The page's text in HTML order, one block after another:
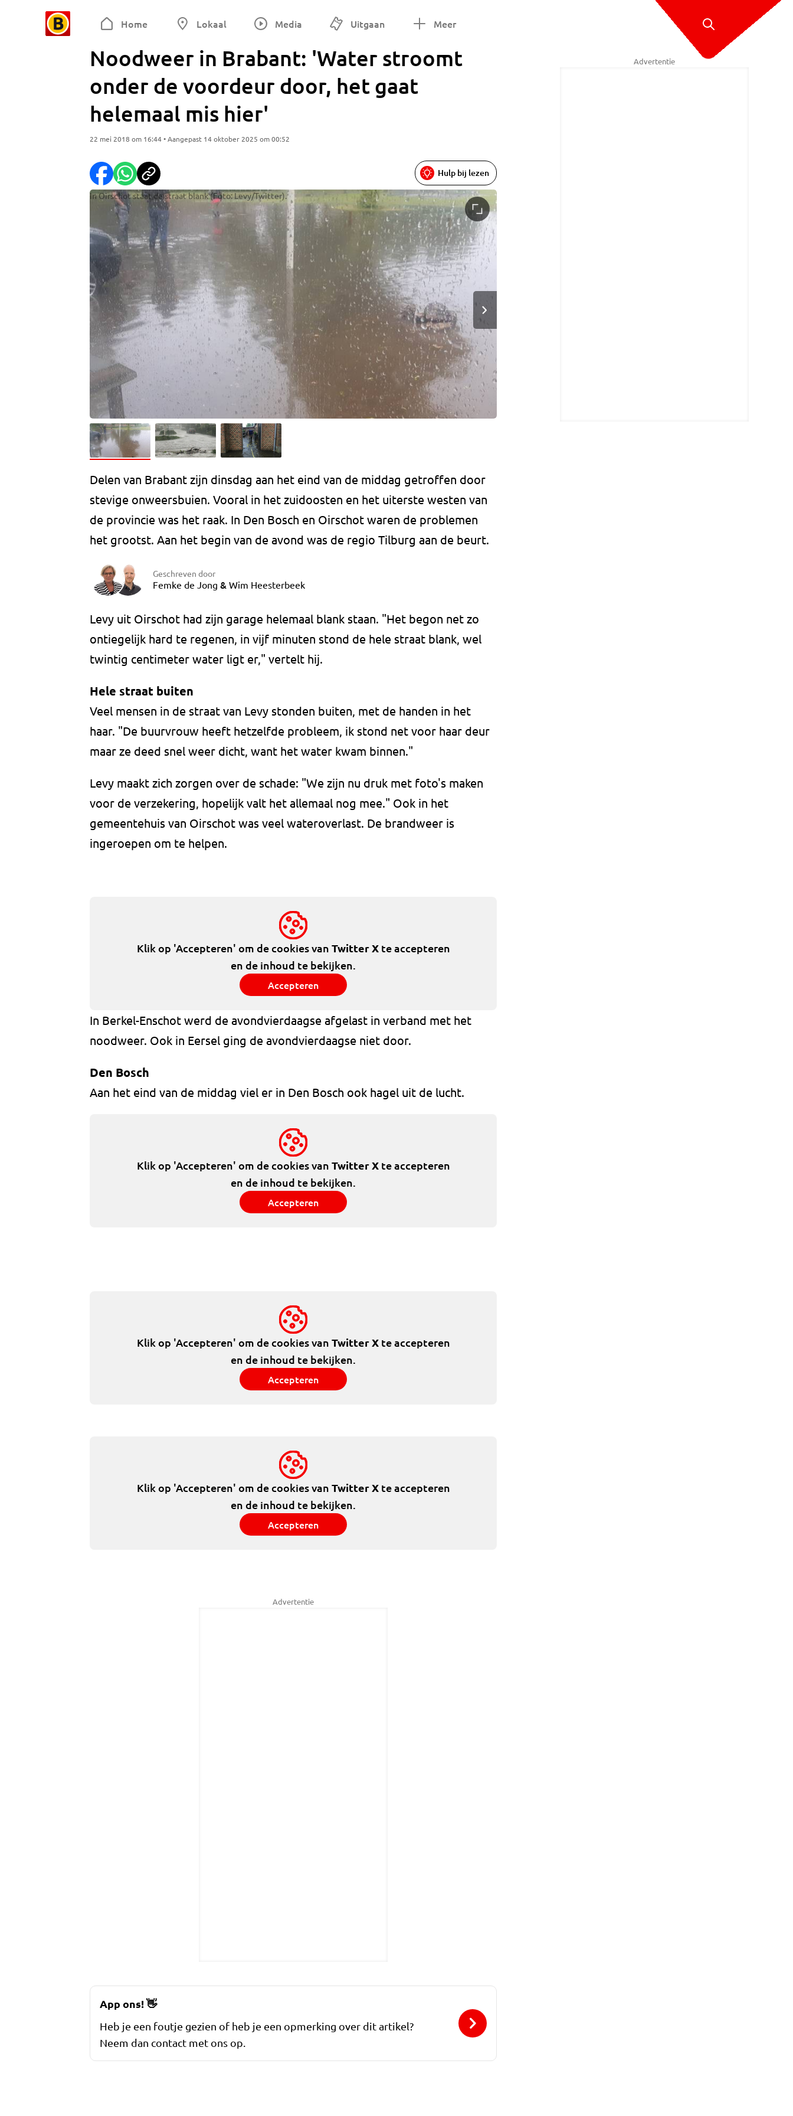
Home Lokaal Media Uitgaan Meer
Noodweer in Brabant: 'Water stroomt
onder de voordeur door, het gaat
helemaal mis hier'
22 mei 2018 om 16:44 • Aangepast 14 oktober 2025 om 00:52
In Oirschot staat de straat blank (Foto: Levy/Twitter).
Hulp bij lezen
Delen van Brabant zijn dinsdag aan het eind van de middag getroffen door
stevige onweersbuien. Vooral in het zuidoosten en het uiterste westen van
de provincie was het raak. In Den Bosch en Oirschot waren de problemen
het grootst. Aan het begin van de avond was de regio Tilburg aan de beurt.
Geschreven door
Femke de Jong & Wim Heesterbeek
Levy uit Oirschot had zijn garage helemaal blank staan. "Het begon net zo
ontiegelijk hard te regenen, in vijf minuten stond de hele straat blank, wel
twintig centimeter water ligt er," vertelt hij.
Hele straat buiten
Veel mensen in de straat van Levy stonden buiten, met de handen in het
haar. "De buurvrouw heeft hetzelfde probleem, ik stond net voor haar deur
maar ze deed snel weer dicht, want het water kwam binnen."
Levy maakt zich zorgen over de schade: "We zijn nu druk met foto's maken
voor de verzekering, hopelijk valt het allemaal nog mee." Ook in het
gemeentehuis van Oirschot was veel wateroverlast. De brandweer is
ingeroepen om te helpen.
Klik op 'Accepteren' om de cookies van Twitter Xte accepteren
en de inhoud te bekijken.
Accepteren
In Berkel-Enschot werd de avondvierdaagse afgelast in verband met het
noodweer. Ook in Eersel ging de avondvierdaagse niet door.
Den Bosch
Aan het eind van de middag viel er in Den Bosch ook hagel uit de lucht.
Klik op 'Accepteren' om de cookies van Twitter Xte accepteren
en de inhoud te bekijken.
Accepteren
Klik op 'Accepteren' om de cookies van Twitter Xte accepteren
en de inhoud te bekijken.
Accepteren
Klik op 'Accepteren' om de cookies van Twitter Xte accepteren
en de inhoud te bekijken.
Accepteren
Advertentie
Advertentie
App ons!👋
Heb je een foutje gezien of heb je een opmerking over dit artikel?
Neem dan contact met ons op.